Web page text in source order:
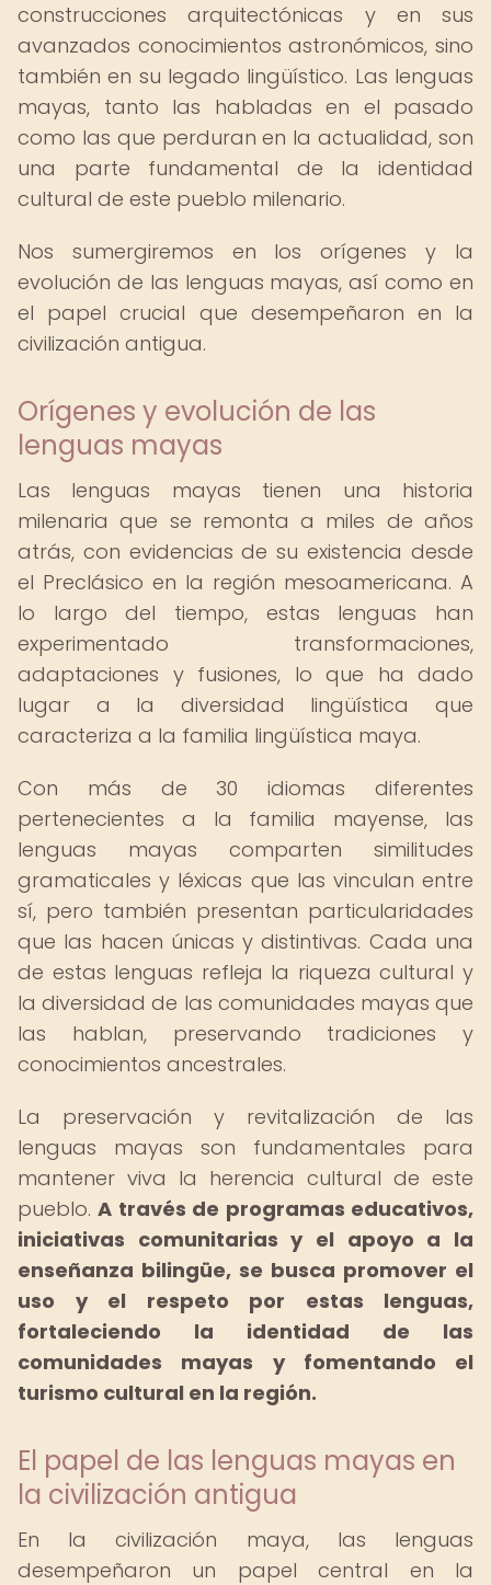
construcciones arquitectónicas y en sus
avanzados conocimientos astronómicos, sino
también en su legado lingüístico. Las lenguas
mayas, tanto las habladas en el pasado
como las que perduran en la actualidad, son
una parte fundamental de la identidad
cultural de este pueblo milenario.
Nos sumergiremos en los orígenes y la
evolución de las lenguas mayas, así como en
el papel crucial que desempeñaron en la
civilización antigua.
Orígenes y evolución de las
lenguas mayas
Las lenguas mayas tienen una historia
milenaria que se remonta a miles de años
atrás, con evidencias de su existencia desde
el Preclásico en la región mesoamericana. A
lo largo del tiempo, estas lenguas han
experimentado transformaciones,
adaptaciones y fusiones, lo que ha dado
lugar a la diversidad lingüística que
caracteriza a la familia lingüística maya.
Con más de 30 idiomas diferentes
pertenecientes a la familia mayense, las
lenguas mayas comparten similitudes
gramaticales y léxicas que las vinculan entre
sí, pero también presentan particularidades
que las hacen únicas y distintivas. Cada una
de estas lenguas refleja la riqueza cultural y
la diversidad de las comunidades mayas que
las hablan, preservando tradiciones y
conocimientos ancestrales.
La preservación y revitalización de las
lenguas mayas son fundamentales para
mantener viva la herencia cultural de este
pueblo.A través de programas educativos,
iniciativas comunitarias y el apoyo a la
enseñanza bilingüe, se busca promover el
uso y el respeto por estas lenguas,
fortaleciendo la identidad de las
comunidades mayas y fomentando el
turismo cultural en la región.
El papel de las lenguas mayas en
la civilización antigua
En la civilización maya, las lenguas
desempeñaron un papel central en la